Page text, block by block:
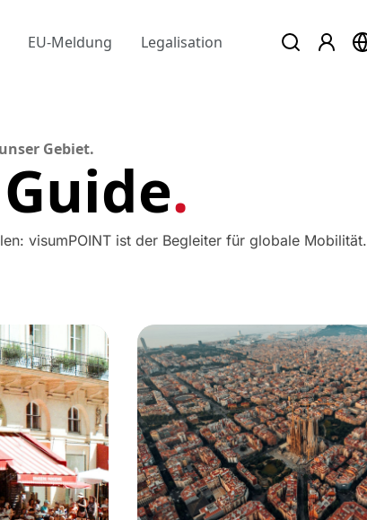
EU-Meldung Legalisation
Gebiet.
.
visumPOINT ist der Begleiter für globale Mobilität.